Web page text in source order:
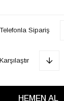
Telefonla Sipariş
Karşılaştır